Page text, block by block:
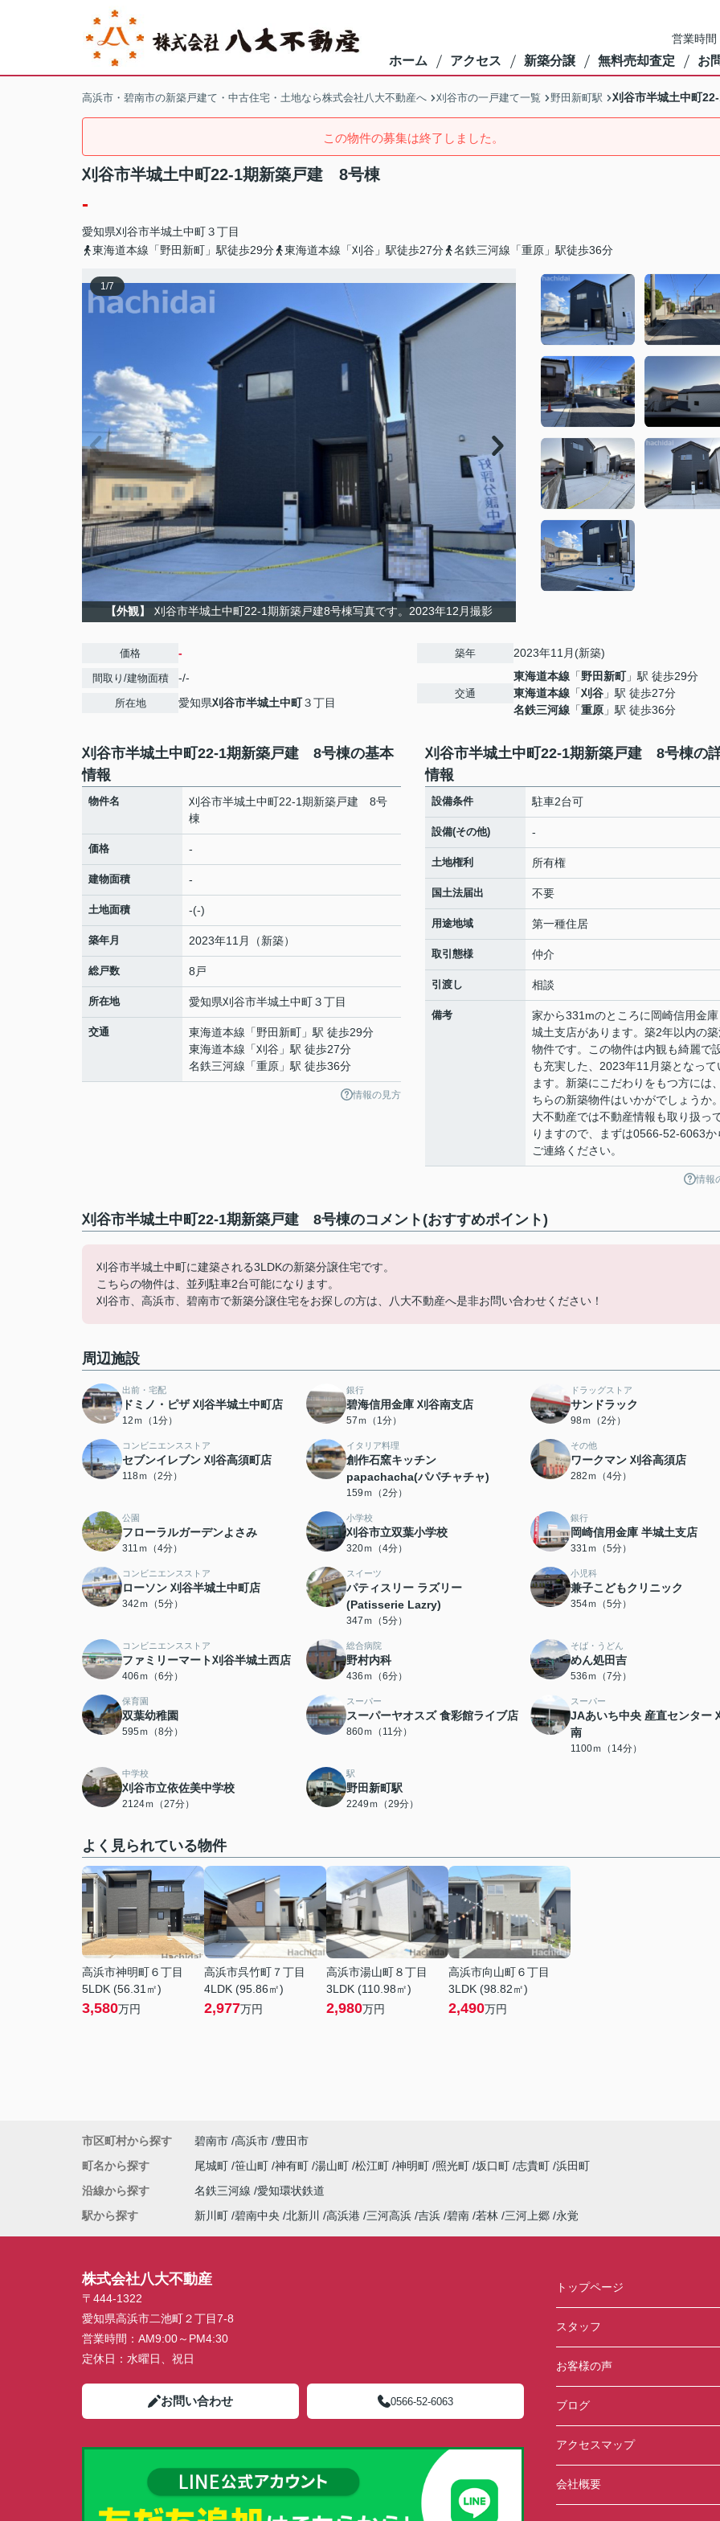
営業時
ホーム アクセス 新築分譲 無料売却査定 お
高浜市・碧南市の新築戸建て・中古住宅・土地なら株式会社八大不動産へ 刈谷市の一戸建て一覧 野田新町駅 刈谷市半城土中町
この物件の募集は終了しました。
刈谷市半城土中町22-1期新築戸建 8号棟
-
愛知県刈谷市半城土中町３丁目
東海道本線「野田新町」駅徒歩29分
東海道本線「刈谷」駅徒歩27分 名鉄三河線「重原」駅徒歩36分
1/7
【外観】 刈谷市半城土中町22-1期新築戸建8号棟写真です。2023年12月撮影
価格 -
間取り/建物面積 -/-
所在地 愛知県刈谷市半城土中町３丁目
築年 2023年11月(新築)
交通
東海道本線 「野田新町」駅 徒歩29分
東海道本線 「刈谷 」駅 徒歩27分
名鉄三河線 「重原 」駅 徒歩36分
刈谷市半城土中町22-1期新築戸建 8号棟の基本
情報
物件名
刈谷市半城土中町22-1期新築戸建 8号
棟
価格 -
建物面積 -
土地面積 -(-)
築年月 2023年11月（新築）
総戸数 8戸
所在地 愛知県刈谷市半城土中町３丁目
交通 東海道本線 「野田新町 」駅 徒歩29分
東海道本線 「刈谷 」駅 徒歩27分
名鉄三河線 「重原 」駅 徒歩36分
情報の見方
刈谷市半城土中町22-1期新築戸建 8号棟の
情報
設備条件 駐車2台可
設備(その他) -
土地権利 所有権
国土法届出 不要
用途地域 第一種住居
取引態様 仲介
引渡し 相談
備考
家から331mのところに岡崎信用金
城土支店があります。築2年以内の
物件です。この物件は内観も綺麗で
も充実した、2023年11月築となって
ます。新築にこだわりをもつ方には
ちらの新築物件はいかがでしょうか
大不動産では不動産情報も取り扱っ
りますので、まずは0566-52-6063か
ご連絡ください。
情報
刈谷市半城土中町22-1期新築戸建 8号棟のコメント(おすすめポイント)
刈谷市半城土中町に建築される3LDKの新築分譲住宅です。
こちらの物件は、並列駐車2台可能になります。
刈谷市、高浜市、碧南市で新築分譲住宅をお探しの方は、八大不動産へ是非お問い合わせください！
周辺施設
出前・宅配
ドミノ・ピザ 刈谷半城土中町店
12ｍ（1分）
銀行
碧海信用金庫 刈谷南支店
57ｍ（1分）
ドラッグストア
サンドラック
98ｍ（2分）
コンビニエンスストア
セブンイレブン 刈谷高須町店
118ｍ（2分）
イタリア料理
創作石窯キッチン
papachacha(パパチャチャ)
159ｍ（2分）
その他
ワークマン 刈谷高須店
282ｍ（4分）
公園
フローラルガーデンよさみ
311ｍ（4分）
小学校
刈谷市立双葉小学校
320ｍ（4分）
銀行
岡崎信用金庫 半城土支店
331ｍ（5分）
コンビニエンスストア
ローソン 刈谷半城土中町店
342ｍ（5分）
スイーツ
パティスリー ラズリー
(Patisserie Lazry)
347ｍ（5分）
小児科
兼子こどもクリニック
354ｍ（5分）
コンビニエンスストア
ファミリーマート刈谷半城土西店
406ｍ（6分）
総合病院
野村内科
436ｍ（6分）
そば・うどん
めん処田吉
536ｍ（7分）
保育園
双葉幼稚園
595ｍ（8分）
スーパー
スーパーヤオスズ 食彩館ライブ店
860ｍ（11分）
スーパー
JAあいち中央 産直センター
南
1100ｍ（14分）
中学校
刈谷市立依佐美中学校
2124ｍ（27分）
駅
野田新町駅
2249ｍ（29分）
よく見られている物件
高浜市神明町６丁目
5LDK (56.31㎡)
3,580万円
高浜市呉竹町７丁目
4LDK (95.86㎡)
2,977万円
高浜市湯山町８丁目
3LDK (110.98㎡)
2,980万円
高浜市向山町６丁目
3LDK (98.82㎡)
2,490万円
市区町村から探す 碧南市 高浜市 豊田市
町名から探す
尾城町 笹山町 神有町 湯山町 松江町 神明町 照光町 坂口町 志貴町 浜田町
沿線から探す
名鉄三河線 愛知環状鉄道
駅から探す
新川町 碧南中央 北新川 高浜港 三河高浜 吉浜 碧南 若林 三河上郷 永覚
株式会社八大不動産
〒444-1322
愛知県高浜市二池町２丁目7-8
営業時間： AM9:00～PM4:30
定休日： 水曜日、祝日
お問い合わせ 0566-52-6063
トップページ
スタッフ
お客様の声
ブログ
アクセスマップ
会社概要